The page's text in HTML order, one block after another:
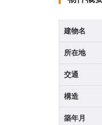
建物名
所在地
交通
構造
築年月